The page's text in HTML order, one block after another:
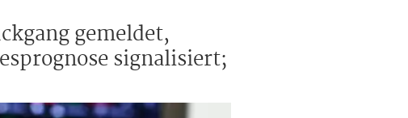
gemeldet,
signalisiert;